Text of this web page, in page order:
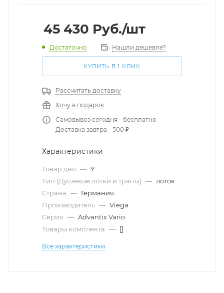
45 430 Руб./шт
Достаточно Нашли дешевле?
КУПИТЬ В 1 КЛИК
Рассчитать доставку
Хочу в подарок
Самовывоз сегодня - бесплатно
Доставка завтра - 500 ₽
Характеристики
Товар дня — Y
Тип (Душевые лотки и трапы) — лоток
Страна — Германия
Производитель — Viega
Серия — Advantix Vario
Товары комплекта — []
Все характеристики